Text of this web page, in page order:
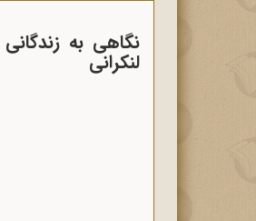
نگاهى به
لنکرانى